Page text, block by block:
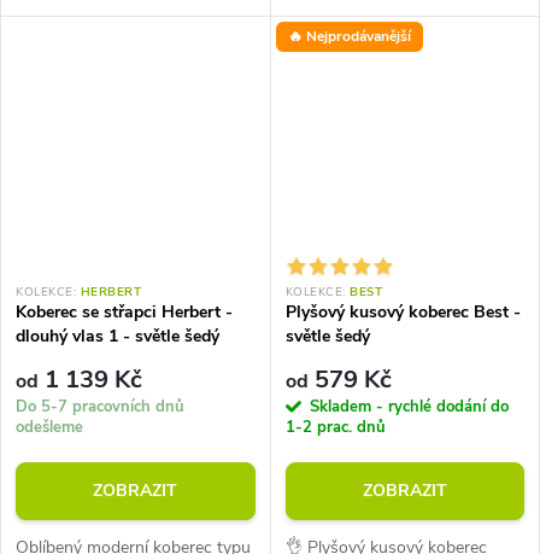
Snadná údržba. Luxusní typ.
interiéru.
KOLEKCE: HERBERT
Koberec se střapci Herbert -
dlouhý vlas 1 - světle šedý
od 1 139 Kč
Do 5-7 pracovních dnů
odešleme
ZOBRAZIT
Oblíbený moderní koberec typu
🔥 Nejprodávanější
KOLEKCE: BEST
Plyšový kusový koberec Best -
světle šedý
od 579 Kč
Skladem - rychlé dodání do
1-2 prac. dnů
ZOBRAZIT
👌 Plyšový kusový koberec